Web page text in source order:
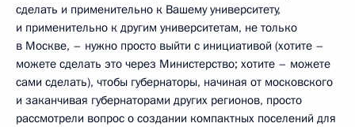
сделать и применительно к Вашему университету,
и применительно к другим университетам, не только
в Москве, – нужно просто выйти с инициативой (хотите –
можете сделать это через Министерство; хотите – можете
сами сделать), чтобы губернаторы, начиная от московского
и заканчивая губернаторами других регионов, просто
рассмотрели вопрос о создании компактных поселений для